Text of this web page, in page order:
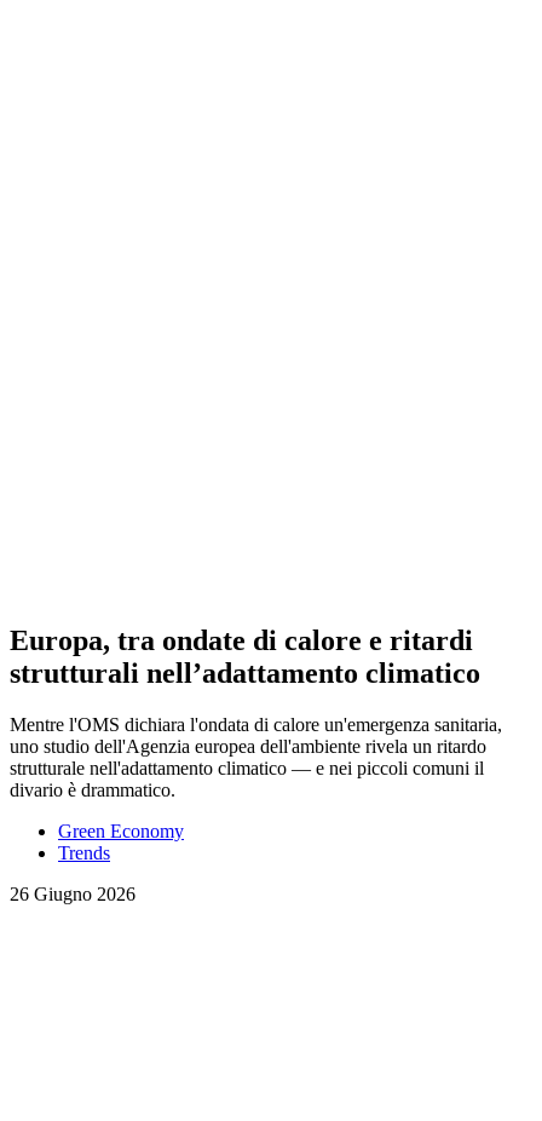
Europa, tra ondate di calore e ritardi
strutturali nell’adattamento climatico
Mentre l'OMS dichiara l'ondata di calore un'emergenza sanitaria,
uno studio dell'Agenzia europea dell'ambiente rivela un ritardo
strutturale nell'adattamento climatico — e nei piccoli comuni il
divario è drammatico.
Green Economy
Trends
26 Giugno 2026